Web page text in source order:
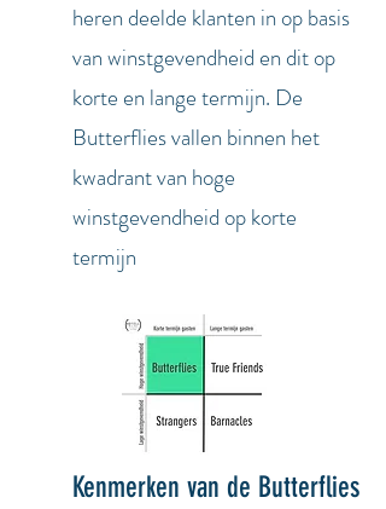
heren deelde klanten in op basis
van winstgevendheid en dit op
korte en lange termijn. De
Butterflies vallen binnen het
kwadrant van hoge
winstgevendheid op korte
termijn
Kenmerken van de Butterflies